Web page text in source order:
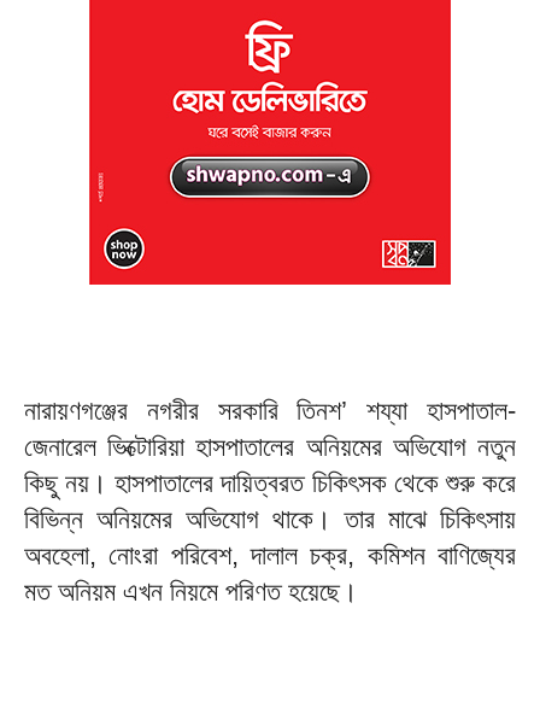
নারায়ণগঞ্জের নগরীর সরকারি তিনশ’ শয্যা হাসপাতাল-
জেনারেল ভিক্টোরিয়া হাসপাতালের অনিয়মের অভিযোগ নতুন
কিছু নয়। হাসপাতালের দায়িত্বরত চিকিৎসক থেকে শুরু করে
বিভিন্ন অনিয়মের অভিযোগ থাকে। তার মাঝে চিকিৎসায়
অবহেলা, নোংরা পরিবেশ, দালাল চক্র, কমিশন বাণিজ্যের
মত অনিয়ম এখন নিয়মে পরিণত হয়েছে।